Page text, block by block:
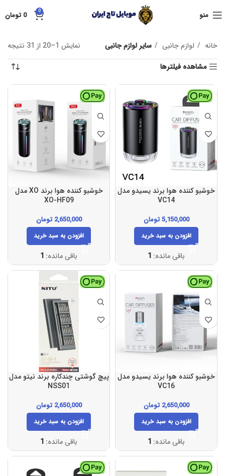
منو 0
0 تومان
خانه لوازم جانبی سایر لوازم جانبی
نمایش 1–20 از 31 نتیجه
مشاهده فیلترها
خوشبو کننده هوا برند یسیدو مدل
VC14
5,150,000 تومان
افزودن به سبد خرید
باقی مانده: 1
خوشبو کننده هوا برند XO مدل
XO-HF09
2,650,000 تومان
افزودن به سبد خرید
باقی مانده: 1
خوشبو کننده هوا برند یسیدو مدل
VC16
2,650,000 تومان
افزودن به سبد خرید
باقی مانده: 1
پیچ گوشتی چندکاره برند نیتو مدل
NSS01
2,650,000 تومان
افزودن به سبد خرید
باقی مانده: 1